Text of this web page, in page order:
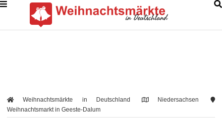
Weihnachtsmärkte in Deutschland
Niedersachsen
Weihnachtsmarkt in Geeste-Dalum